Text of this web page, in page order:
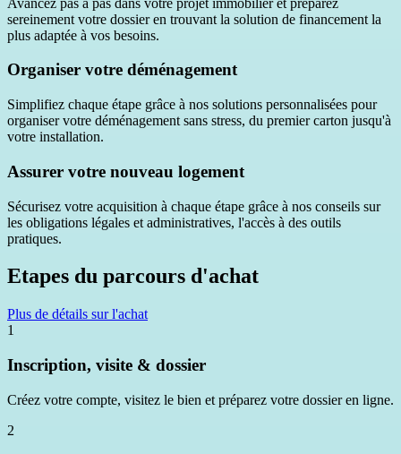
sereinement votre dossier en trouvant la solution de financement la
plus adaptée à vos besoins.
Organiser votre déménagement
Simplifiez chaque étape grâce à nos solutions personnalisées pour
organiser votre déménagement sans stress, du premier carton jusqu'à
votre installation.
Assurer votre nouveau logement
Sécurisez votre acquisition à chaque étape grâce à nos conseils sur
les obligations légales et administratives, l'accès à des outils
pratiques.
Etapes du parcours d'achat
Plus de détails sur l'achat
1
Inscription, visite & dossier
Créez votre compte, visitez le bien et préparez votre dossier en ligne.
2